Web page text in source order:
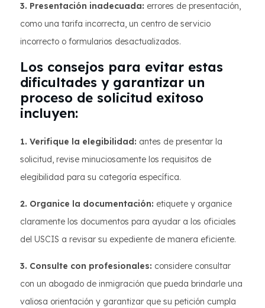
3. Presentación inadecuada: errores de presentación,
como una tarifa incorrecta, un centro de servicio
incorrecto o formularios desactualizados.
Los consejos para evitar estas
dificultades y garantizar un
proceso de solicitud exitoso
incluyen:
1. Verifique la elegibilidad: antes de presentar la
solicitud, revise minuciosamente los requisitos de
elegibilidad para su categoría específica.
2. Organice la documentación: etiquete y organice
claramente los documentos para ayudar a los oficiales
del USCIS a revisar su expediente de manera eficiente.
3. Consulte con profesionales: considere consultar
con un abogado de inmigración que pueda brindarle una
valiosa orientación y garantizar que su petición cumpla